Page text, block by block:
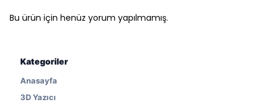
Bu ürün için henüz yorum yapılmamış.
Kategoriler
Anasayfa
3D Yazıcı